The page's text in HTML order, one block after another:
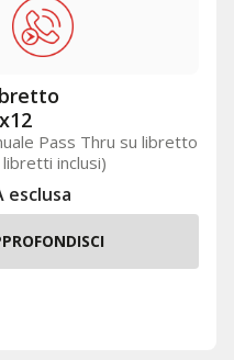
Pass Thru su libretto
inclusi)
esclusa